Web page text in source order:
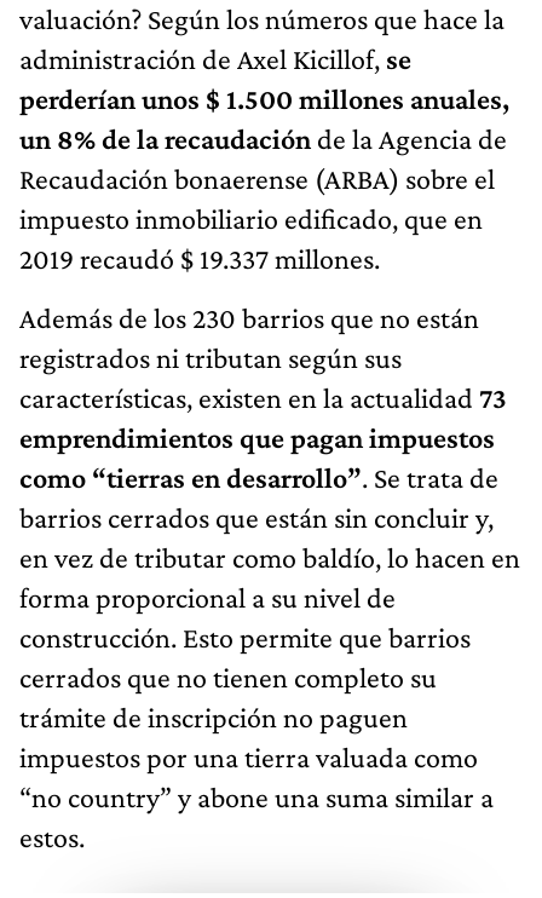
valuación? Según los números que hace la
administración de Axel Kicillof, se
perderían unos $ 1.500 millones anuales,
un 8% de la recaudación de la Agencia de
Recaudación bonaerense (ARBA) sobre el
impuesto inmobiliario edificado, que en
2019 recaudó $ 19.337 millones.
Además de los 230 barrios que no están
registrados ni tributan según sus
características, existen en la actualidad 73
emprendimientos que pagan impuestos
como “tierras en desarrollo”. Se trata de
barrios cerrados que están sin concluir y,
en vez de tributar como baldío, lo hacen en
forma proporcional a su nivel de
construcción. Esto permite que barrios
cerrados que no tienen completo su
trámite de inscripción no paguen
impuestos por una tierra valuada como
“no country” y abone una suma similar a
estos.